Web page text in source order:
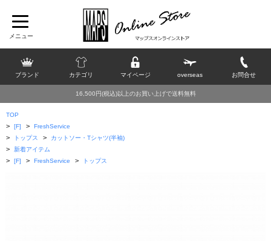
ブランド カテゴリ マイページ overseas お問合せ
16,500円(税込)以上のお買い上げで送料無料
TOP
> [F] > FreshService
> トップス > カットソー・Tシャツ(半袖)
> 新着アイテム
> [F] > FreshService > トップス